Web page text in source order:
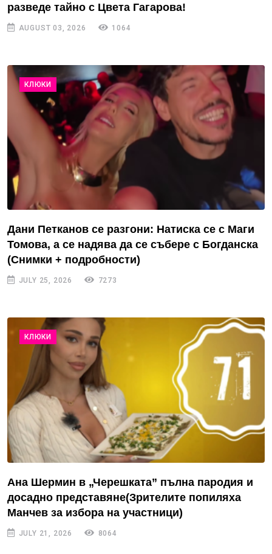
разведе тайно с Цвета Гагарова!
AUGUST 03, 2026 1064
КЛЮКИ
Дани Петканов се разгони: Натиска се с Маги
Томова, а се надява да се събере с Богданска
(Снимки + подробности)
JULY 25, 2026 7273
КЛЮКИ
Ана Шермин в „Черешката” пълна пародия и
досадно представяне(Зрителите попиляха
Манчев за избора на участници)
JULY 21, 2026 8064